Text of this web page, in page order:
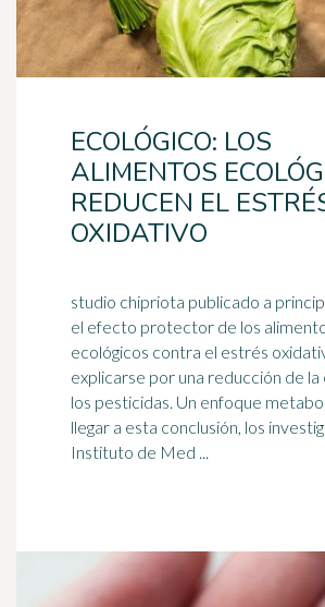
ECOLÓGICO: LOS
ALIMENTOS
REDUCEN EL
OXIDATIVO
studio chipriota publicado a
el efecto protector de los
ecológicos contra el estrés
explicarse por una reducción de la
los pesticidas. Un enfoque metabolómico Para
llegar a esta conclusión, los
Instituto de Med ...